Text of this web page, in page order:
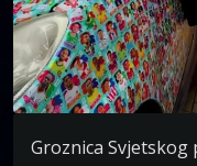
Groznica